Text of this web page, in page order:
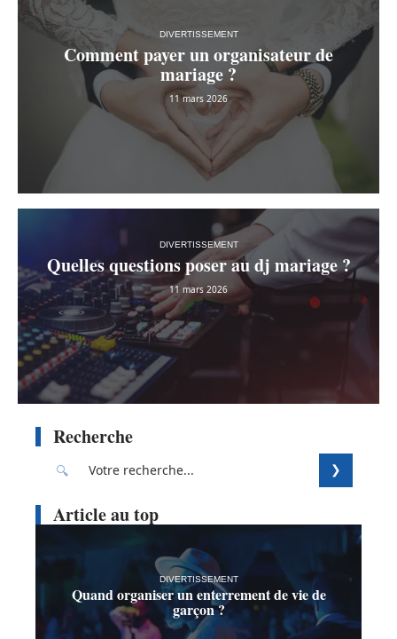
DIVERTISSEMENT
Comment payer un organisateur de
mariage ?
11 mars 2026
DIVERTISSEMENT
Quelles questions poser au dj mariage ?
11 mars 2026
Recherche
Article au top
DIVERTISSEMENT
Quand organiser un enterrement de vie de
garçon ?